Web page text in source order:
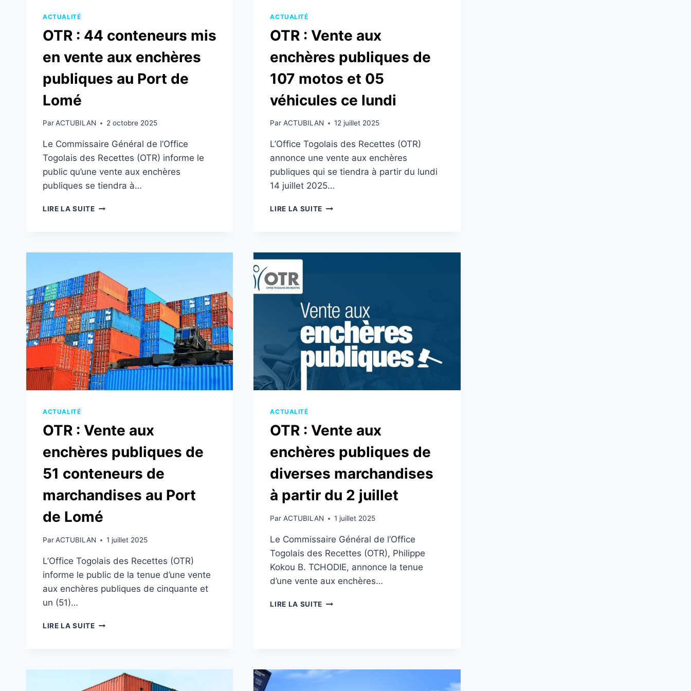
ACTUALITÉ
OTR : 44 conteneurs mis
en vente aux enchères
publiques au Port de
Lomé
ParACTUBILAN 2 octobre 2025
Le Commissaire Général de l’Office
Togolais des Recettes (OTR) informe le
public qu’une vente aux enchères
publiques se tiendra à…
LIRE LA SUITEOTR
VENTE
AUX
ENCHÈRES
PUBLIQUES
AU
PORT
DE
LOMÉ
ACTUALITÉ
OTR : Vente aux
enchères publiques de
107 motos et 05
véhicules ce lundi
Par ACTUBILAN 12 juillet 2025
L’Office Togolais des Recettes (OTR)
annonce une vente aux enchères
publiques qui se tiendra à partir du lundi
14 juillet 2025…
LIRE LA SUITE OTR
ET
05
VÉHICULES
CE
LUNDI
ACTUALITÉ
OTR : Vente aux
enchères publiques de
51 conteneurs de
marchandises au Port
de Lomé
ParACTUBILAN 1 juillet 2025
L’Office Togolais des Recettes (OTR)
informe le public de la tenue d’une vente
aux enchères publiques de cinquante et
un (51)…
LIRE LA SUITEOTR
PUBLIQUES
DE
ACTUALITÉ
OTR : Vente aux
enchères publiques de
diverses marchandises
à partir du 2 juillet
Par ACTUBILAN 1 juillet 2025
Le Commissaire Général de l’Office
Togolais des Recettes (OTR), Philippe
Kokou B. TCHODIE, annonce la tenue
d’une vente aux enchères…
LIRE LA SUITE OTR
DIVERSES